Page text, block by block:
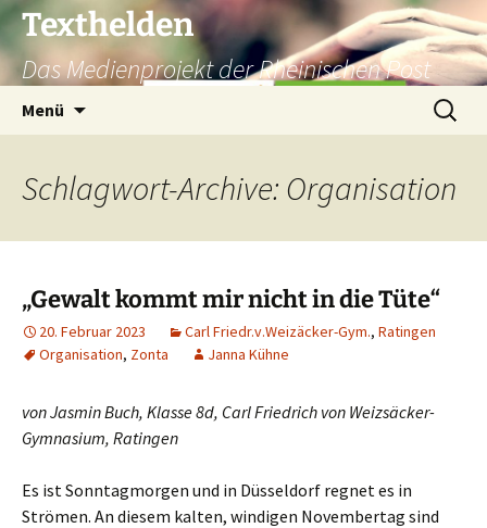
Texthelden
Das Medienprojekt der Rheinischen Post
Menü
Suchen
nach:
Schlagwort-Archive: Organisation
„Gewalt kommt mir nicht in die Tüte“
20. Februar 2023 Carl Friedr.v.Weizäcker-Gym., Ratingen
Organisation, Zonta Janna Kühne
von Jasmin Buch, Klasse 8d, Carl Friedrich von Weizsäcker-
Gymnasium, Ratingen
Es ist Sonntagmorgen und in Düsseldorf regnet es in
Strömen. An diesem kalten, windigen Novembertag sind